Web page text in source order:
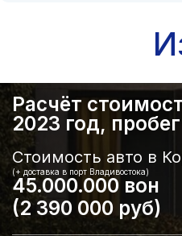
Расчёт
2023 год,
Стоимость авто в
(+ доставка в порт Владивостока)
45.000.000 вон
(2 390 000 руб)